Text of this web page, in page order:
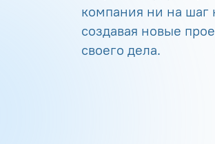
компания ни на шаг
создавая новые
своего дела.